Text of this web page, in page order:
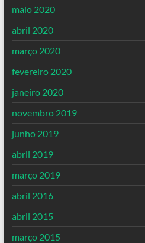
maio 2020
abril 2020
março 2020
fevereiro 2020
janeiro 2020
novembro 2019
junho 2019
abril 2019
março 2019
abril 2016
abril 2015
março 2015